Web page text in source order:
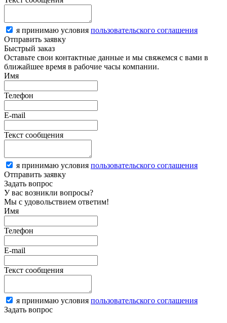
я принимаю условия пользовательского соглашения
Отправить заявку
Быстрый заказ
Оставьте свои контактные данные и мы свяжемся с вами в
ближайшее время в рабочие часы компании.
Имя
Телефон
E-mail
Текст сообщения
я принимаю условия пользовательского соглашения
Отправить заявку
Задать вопрос
У вас возникли вопросы?
Мы с удовольствием ответим!
Имя
Телефон
E-mail
Текст сообщения
я принимаю условия пользовательского соглашения
Задать вопрос